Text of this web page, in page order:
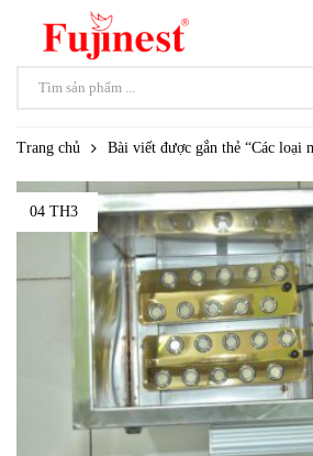
Trang chủ Bài viết được gắn thẻ “Các loại
04 TH3